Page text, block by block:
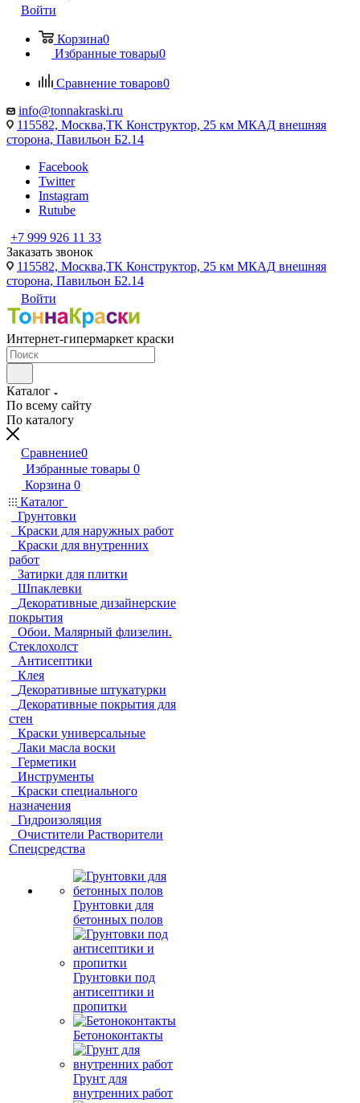
Войти
Корзина0
Избранные товары0
Сравнение товаров0
info@tonnakraski.ru
115582, Москва,ТК Конструктор, 25 км МКАД внешняя
сторона, Павильон Б2.14
Facebook
Twitter
Instagram
Rutube
+7 999 926 11 33
Заказать звонок
115582, Москва,ТК Конструктор, 25 км МКАД внешняя
сторона, Павильон Б2.14
Войти
Интернет-гипермаркет краски
Каталог
По всему сайту
По каталогу
Сравнение0
Избранные товары 0
Корзина 0
Каталог
Грунтовки
Краски для наружных работ
Краски для внутренних
работ
Затирки для плитки
Шпаклевки
Декоративные дизайнерские
покрытия
Обои. Малярный флизелин.
Стеклохолст
Антисептики
Клея
Декоративные штукатурки
Декоративные покрытия для
стен
Краски универсальные
Лаки масла воски
Герметики
Инструменты
Краски специального
назначения
Гидроизоляция
Очистители Растворители
Спецсредства
Грунтовки для
бетонных полов
Грунтовки под
антисептики и
пропитки
Бетоноконтакты
Грунт для
внутренних работ